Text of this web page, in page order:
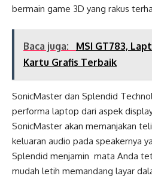
bermain game 3D yang rakus
Baca juga:
MSI GT783,
Kartu Grafis Terbaik
SonicMaster dan Splendid
performa laptop dari aspek
SonicMaster akan memanjakan
keluaran audio pada speakernya
Splendid menjamin mata Anda
mudah letih memandang layar